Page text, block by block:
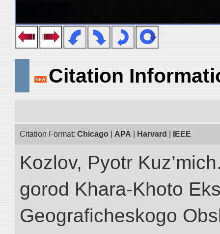
Citation
Citation Format: Chicago APA Harvard IEEE
Kozlov, Pyotr
gorod Khara-Khoto
Geograficheskogo